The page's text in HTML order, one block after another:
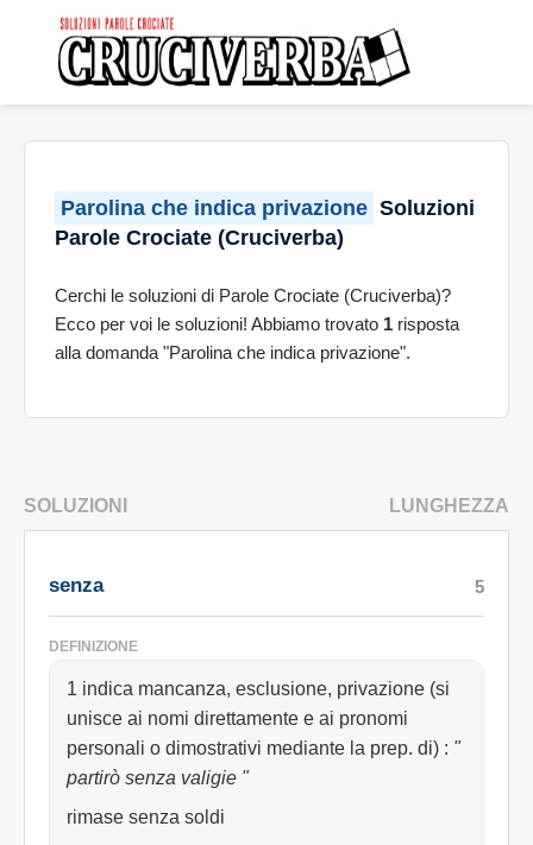
Parolina che indica privazione Soluzioni
Parole Crociate (Cruciverba)
Cerchi le soluzioni di Parole Crociate (Cruciverba)?
Ecco per voi le soluzioni! Abbiamo trovato 1 risposta
alla domanda "Parolina che indica privazione".
SOLUZIONI LUNGHEZZA
senza
DEFINIZIONE
1 indica mancanza, esclusione, privazione (si
unisce ai nomi direttamente e ai pronomi
personali o dimostrativi mediante la prep. di) : "
partirò senza valigie "
rimase senza soldi
5